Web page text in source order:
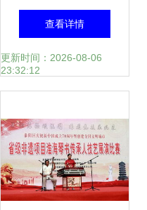
诵·弦歌·中国曲艺
文化交流雅集图文
查看详情
更新时间：2026-08-06
23:32:12